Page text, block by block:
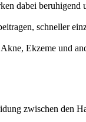
dabei beruhigend
schneller
Ekzeme und
zwischen den